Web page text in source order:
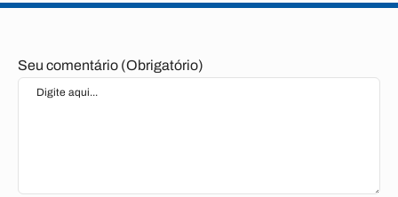
Seu comentário (Obrigatório)